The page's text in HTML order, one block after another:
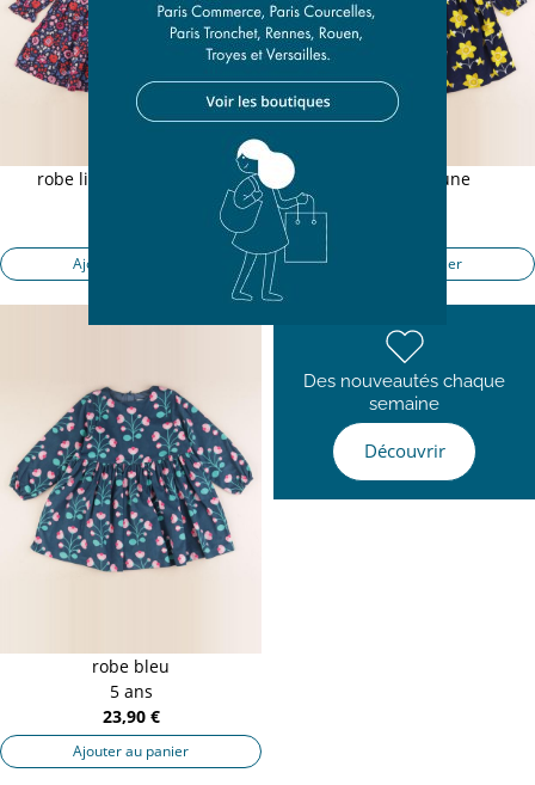
robe liberty multicolore
Ajouter au panier
robe bleu, jaune
Ajouter au panier
robe bleu
5 ans
23,90 €
Ajouter au panier
Des nouveautés chaque
semaine
Découvrir